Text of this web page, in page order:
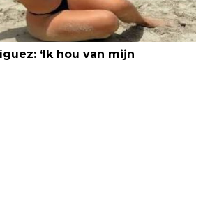
‘Ik hou van mijn